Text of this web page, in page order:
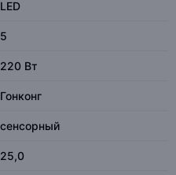
LED
5
220 Вт
Гонконг
сенсорный
25,0